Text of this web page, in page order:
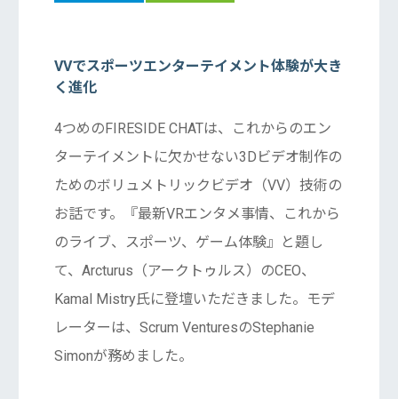
VVでスポーツエンターテイメント体験が大き
く進化
4つめのFIRESIDE CHATは、これからのエン
ターテイメントに欠かせない3Dビデオ制作の
ためのボリュメトリックビデオ（VV）技術の
お話です。『最新VRエンタメ事情、これから
のライブ、スポーツ、ゲーム体験』と題し
て、Arcturus（アークトゥルス）のCEO、
Kamal Mistry氏に登壇いただきました。モデ
レーターは、Scrum VenturesのStephanie
Simonが務めました。